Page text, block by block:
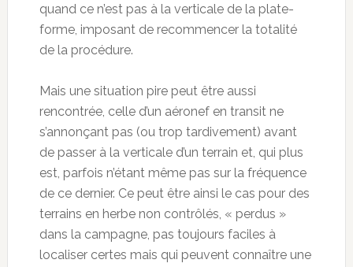
quand ce n’est pas à la verticale de la plate-
forme, imposant de recommencer la totalité
de la procédure.
Mais une situation pire peut être aussi
rencontrée, celle d’un aéronef en transit ne
s’annonçant pas (ou trop tardivement) avant
de passer à la verticale d’un terrain et, qui plus
est, parfois n’étant même pas sur la fréquence
de ce dernier. Ce peut être ainsi le cas pour des
terrains en herbe non contrôlés, « perdus »
dans la campagne, pas toujours faciles à
localiser certes mais qui peuvent connaître une